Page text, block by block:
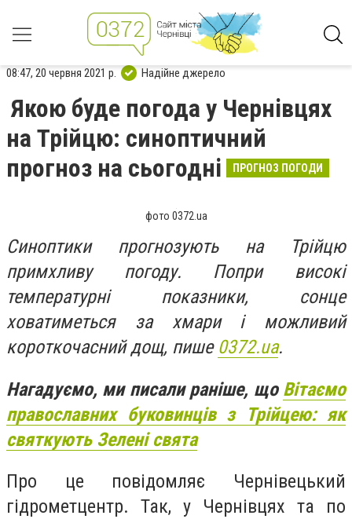
08:47, 20 червня 2021 р. Надійне джерело
Якою буде погода у Чернівцях
на Трійцю: синоптичний
прогноз на сьогодні
ПРОГНОЗ ПОГОДИ
фото 0372.ua
Синоптики прогнозують на Трійцю
примхливу погоду. Попри високі
температурні показники, сонце
ховатиметься за хмари і можливий
короткочасний дощ, пише 0372.ua.
Нагадуємо, ми писали раніше, що Вітаємо
православних буковинців з Трійцею: як
святкують Зелені свята
Про це повідомляє Чернівецький
гідрометцентр. Так, у Чернівцях та по